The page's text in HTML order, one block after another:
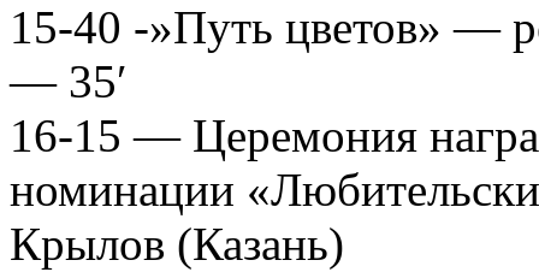
15-40 -»Путь цветов» —
— 35′
16-15 — Церемония
номинации
Крылов (Казань)